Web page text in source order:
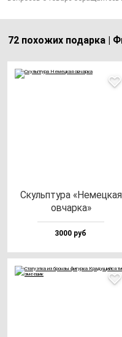
72 похожих подарка |
Скуль­пту­ра «Немец­кая
ов­чар­ка»
3000 руб